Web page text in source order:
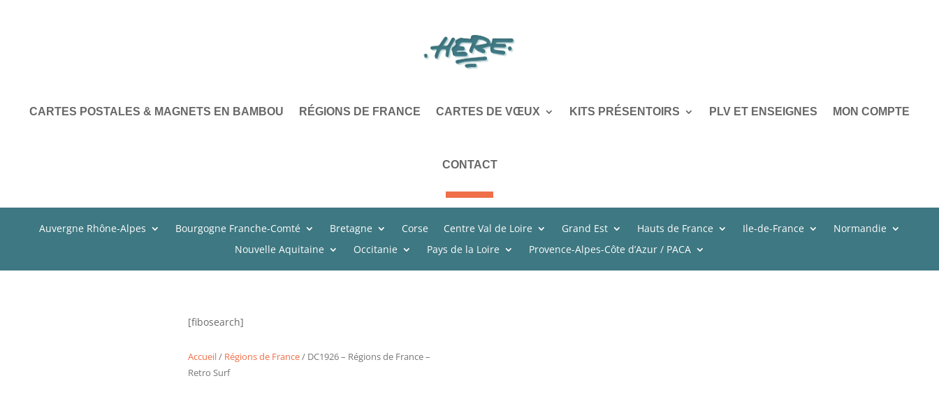
CARTES POSTALES & MAGNETS EN BAMBOU RÉGIONS DE FRANCE CARTES DE VŒUX KITS PRÉSENTOIRS PLV ET ENSEIGNES MON COMPTE
CONTACT
Auvergne Rhône-Alpes Bourgogne Franche-Comté Bretagne Corse Centre Val de Loire Grand Est Hauts de France Ile-de-France
Normandie
Nouvelle Aquitaine
Occitanie Pays de la Loire Provence-Alpes-Côte d’Azur / PACA
[fibosearch]
Accueil/ Régions de France/ DC1926 – Régions de France –
Retro Surf